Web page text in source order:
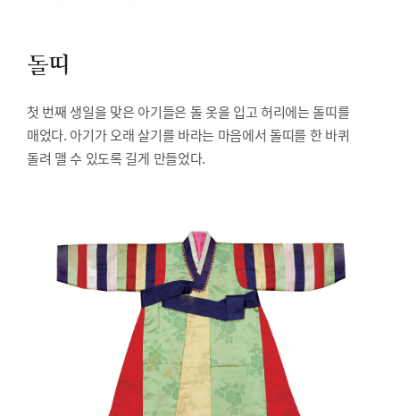
돌띠
첫 번째 생일을 맞은 아기들은 돌 옷을 입고 허리에는 돌띠를
매었다. 아기가 오래 살기를 바라는 마음에서 돌띠를 한 바퀴
돌려 맬 수 있도록 길게 만들었다.